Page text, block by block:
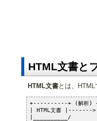
HTML文書と
HTML文書とは、HTML
+----------+ (解析)
| HTML文書 |-------
|__________/